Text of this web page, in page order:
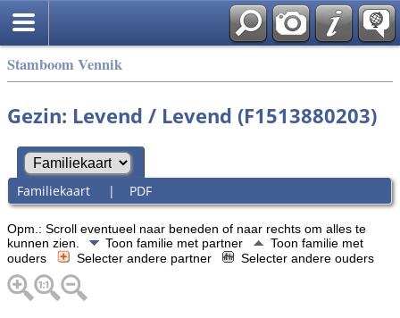
Stamboom Vennik
Gezin: Levend / Levend (F1513880203)
Familiekaart | PDF
Opm.: Scroll eventueel naar beneden of naar rechts om alles te
kunnen zien.
Toon familie met partner
Toon familie met
ouders
Selecter andere partner Selecter andere ouders